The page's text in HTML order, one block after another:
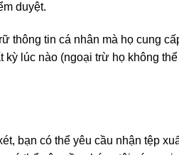
duyệt.
thông tin cá nhân mà họ cung
lúc nào (ngoại trừ họ không
bạn có thể yêu cầu nhận tệp